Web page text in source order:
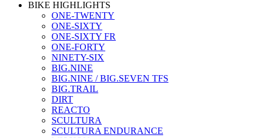
BIKE HIGHLIGHTS
ONE-TWENTY
ONE-SIXTY
ONE-SIXTY FR
ONE-FORTY
NINETY-SIX
BIG.NINE
BIG.NINE / BIG.SEVEN TFS
BIG.TRAIL
DIRT
REACTO
SCULTURA
SCULTURA ENDURANCE